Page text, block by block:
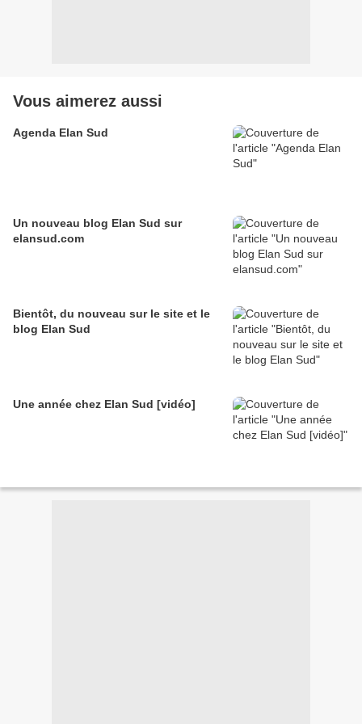
Vous aimerez aussi
Agenda Elan Sud
Un nouveau blog Elan Sud sur
elansud.com
Bientôt, du nouveau sur le site et le
blog Elan Sud
Une année chez Elan Sud [vidéo]